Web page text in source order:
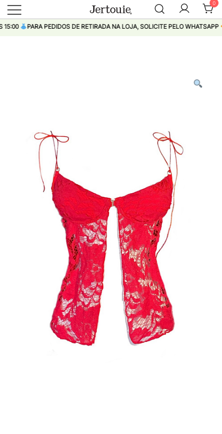
PARA PEDIDOS DE RETIRADA NA LOJA, SOLICITE PELO WHATSAPP
Jertouie
Loja de Roupas Femininas
0